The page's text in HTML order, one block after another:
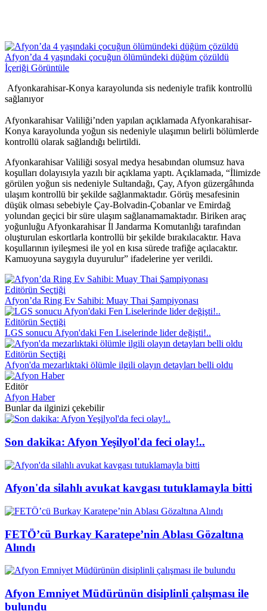
Afyon’da 4 yaşındaki çocuğun ölümündeki düğüm çözüldü
İçeriği Görüntüle
Afyonkarahisar-Konya karayolunda sis nedeniyle trafik kontrollü
sağlanıyor
Afyonkarahisar Valiliği’nden yapılan açıklamada Afyonkarahisar-
Konya karayolunda yoğun sis nedeniyle ulaşımın belirli bölümlerde
kontrollü olarak sağlandığı belirtildi.
Afyonkarahisar Valiliği sosyal medya hesabından olumsuz hava
koşulları dolayısıyla yazılı bir açıklama yaptı. Açıklamada, “İlimizde
görülen yoğun sis nedeniyle Sultandağı, Çay, Afyon güzergâhında
ulaşım kontrollü bir şekilde sağlanmaktadır. Görüş mesafesinin
düşük olması sebebiyle Çay-Bolvadin-Çobanlar ve Emirdağ
yolundan geçici bir süre ulaşım sağlanamamaktadır. Biriken araç
yoğunluğu Afyonkarahisar İl Jandarma Komutanlığı tarafından
oluşturulan eskortlarla kontrollü bir şekilde bırakılacaktır. Hava
koşullarının iyileşmesi ile yol en kısa sürede trafiğe açılacaktır.
Kamuoyuna saygıyla duyurulur” ifadelerine yer verildi.
Editörün Seçtiği
Afyon’da Ring Ev Sahibi: Muay Thai Şampiyonası
Editörün Seçtiği
LGS sonucu Afyon'daki Fen Liselerinde lider değişti!..
Editörün Seçtiği
Afyon'da mezarlıktaki ölümle ilgili olayın detayları belli oldu
Editör
Afyon Haber
Bunlar da ilginizi çekebilir
Son dakika: Afyon Yeşilyol'da feci olay!..
Afyon'da silahlı avukat kavgası tutuklamayla bitti
FETÖ’cü Burkay Karatepe’nin Ablası Gözaltına
Alındı
Afyon Emniyet Müdürünün disiplinli çalışması ile
bulundu